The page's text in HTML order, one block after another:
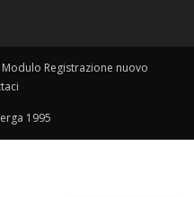
Modulo Registrazione nuovo
1995